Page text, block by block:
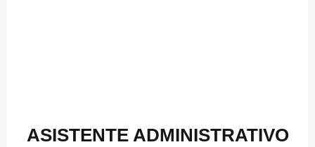
ASISTENTE ADMINISTRATIVO